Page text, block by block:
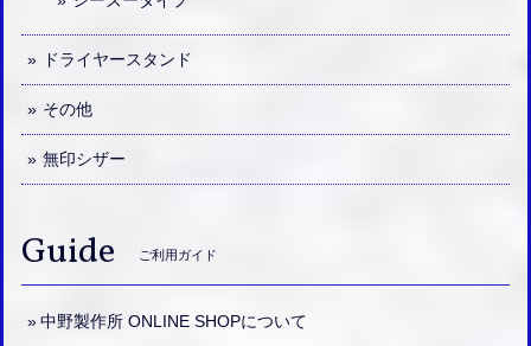
ドライヤースタンド
その他
無印シザー
Guide ご利用ガイド
中野製作所 ONLINE SHOPについて